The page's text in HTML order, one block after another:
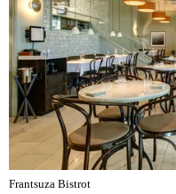
Frantsuza Bistrot